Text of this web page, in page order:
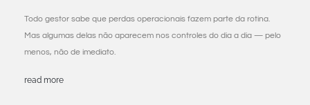
Todo gestor sabe que perdas operacionais fazem parte da rotina.
Mas algumas delas não aparecem nos controles do dia a dia — pelo
menos, não de imediato.
read more